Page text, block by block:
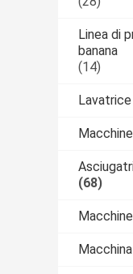
Linea di
banana
(14)
(68)